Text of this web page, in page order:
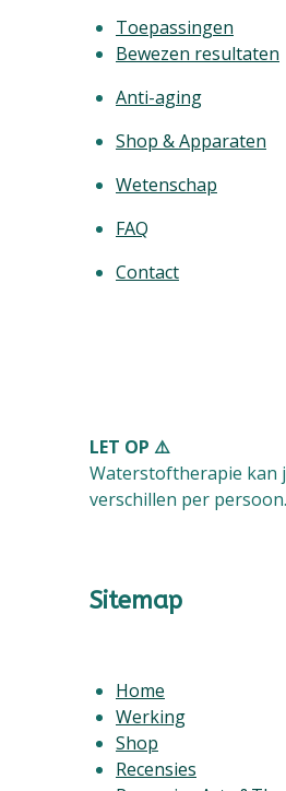
Toepassingen
Bewezen resultaten
Anti-aging
Shop & Apparaten
Wetenschap
FAQ
Contact
LET OP ⚠️
Waterstoftherapie kan
verschillen per
Sitemap
Home
Werking
Shop
Recensies